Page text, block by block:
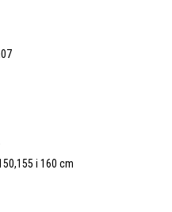
i 160 cm